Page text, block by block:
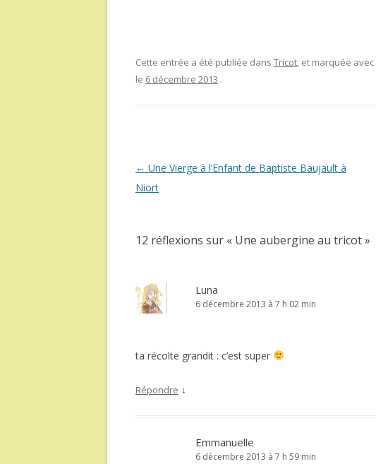
Cette entrée a été publiée dans Tricot, et marquée avec
le 6 décembre 2013 .
Navigation
des
← Une Vierge à l’Enfant de Baptiste Baujault à
Niort
12 réflexions sur « Une aubergine au tricot»
Luna
6 décembre 2013 à 7 h 02 min
ta récolte grandit : c’est super
Répondre ↓
Emmanuelle
6 décembre 2013 à 7 h 59 min